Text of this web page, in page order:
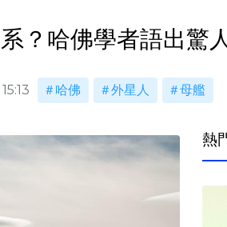
？哈佛學者語出驚
哈佛 外星人 母艦
熱